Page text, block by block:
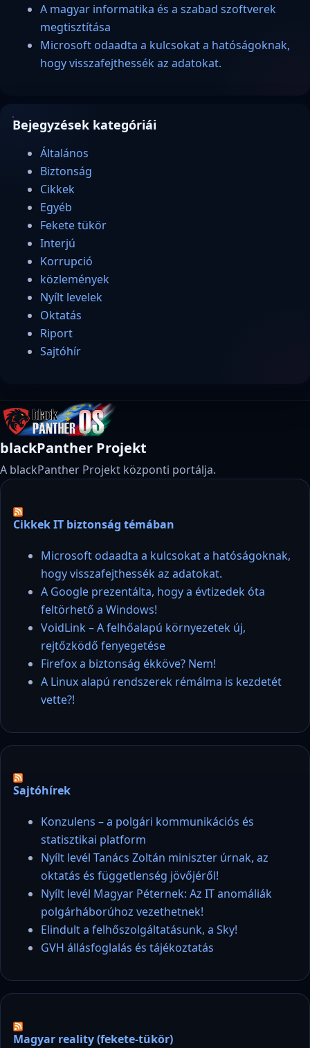
A magyar informatika és a szabad szoftverek
megtisztítása
Microsoft odaadta a kulcsokat a hatóságoknak,
hogy visszafejthessék az adatokat.
Bejegyzések kategóriái
Általános
Biztonság
Cikkek
Egyéb
Fekete tükör
Interjú
Korrupció
közlemények
Nyílt levelek
Oktatás
Riport
Sajtóhír
blackPanther Projekt
A blackPanther Projekt központi portálja.
Cikkek IT biztonság témában
Microsoft odaadta a kulcsokat a hatóságoknak,
hogy visszafejthessék az adatokat.
A Google prezentálta, hogy a évtizedek óta
feltörhető a Windows!
VoidLink – A felhőalapú környezetek új,
rejtőzködő fenyegetése
Firefox a biztonság ékköve? Nem!
A Linux alapú rendszerek rémálma is kezdetét
vette?!
Sajtóhírek
Konzulens – a polgári kommunikációs és
statisztikai platform
Nyílt levél Tanács Zoltán miniszter úrnak, az
oktatás és függetlenség jövőjéről!
Nyílt levél Magyar Péternek: Az IT anomáliák
polgárháborúhoz vezethetnek!
Elindult a felhőszolgáltatásunk, a Sky!
GVH állásfoglalás és tájékoztatás
Magyar reality (fekete-tükör)